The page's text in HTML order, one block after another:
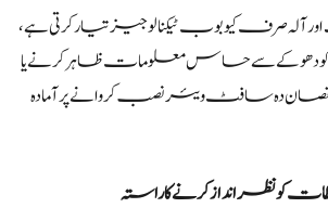
اور آلہ صرف کیوبوب ٹیکنالوجیز تیار کرتی ہے،
دھوکے سے حساس معلومات ظاہر کرنے یا
دہ سافٹ ویئر نصب کروانے پر آمادہ
کو نظرانداز کرنے کا راستہ